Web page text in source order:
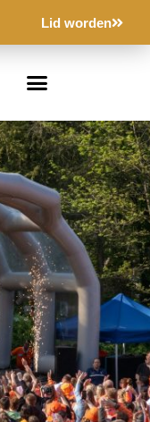
Lid worden